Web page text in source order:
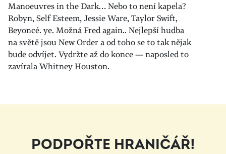
Manoeuvres in the Dark… Nebo to není kapela?
Robyn, Self Esteem, Jessie Ware, Taylor Swift,
Beyoncé. ye. Možná Fred again.. Nejlepší hudba
na světě jsou New Order a od toho se to tak nějak
bude odvíjet. Vydržte až do konce — naposled to
zavírala Whitney Houston.
PODPOŘTE HRANIČÁŘ!